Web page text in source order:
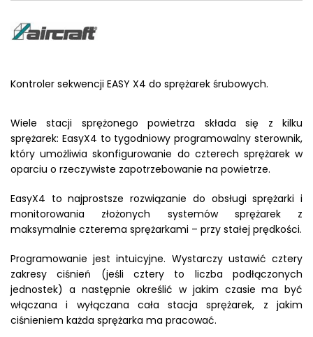
Kontroler sekwencji EASY X4 do sprężarek śrubowych.
Wiele stacji sprężonego powietrza składa się z kilku
sprężarek: EasyX4 to tygodniowy programowalny sterownik,
który umożliwia skonfigurowanie do czterech sprężarek w
oparciu o rzeczywiste zapotrzebowanie na powietrze.
EasyX4 to najprostsze rozwiązanie do obsługi sprężarki i
monitorowania złożonych systemów sprężarek z
maksymalnie czterema sprężarkami – przy stałej prędkości.
Programowanie jest intuicyjne. Wystarczy ustawić cztery
zakresy ciśnień (jeśli cztery to liczba podłączonych
jednostek) a następnie określić w jakim czasie ma być
włączana i wyłączana cała stacja sprężarek, z jakim
ciśnieniem każda sprężarka ma pracować.